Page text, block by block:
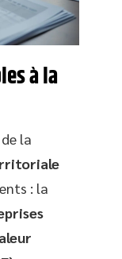
à la
la
: la